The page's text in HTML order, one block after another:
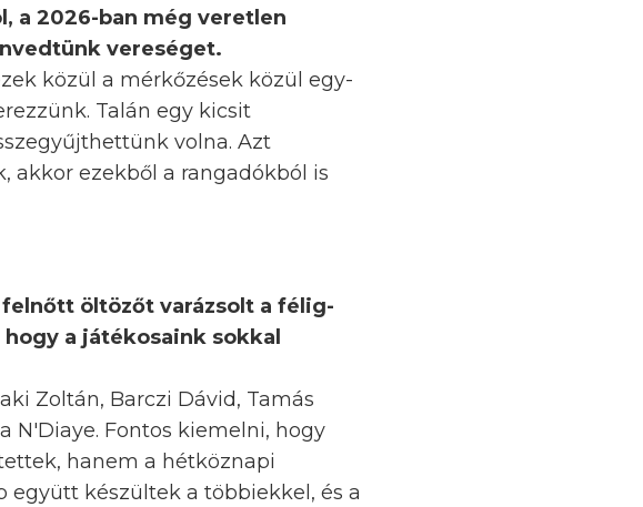
a 2026-ban még veretlen
vereséget.
közül a mérkőzések közül egy-
Talán egy kicsit
volna. Azt
akkor ezekből a rangadókból is
öltözőt varázsolt a félig-
a játékosaink sokkal
Zoltán, Barczi Dávid, Tamás
N'Diaye. Fontos kiemelni, hogy
hanem a hétköznapi
együtt készültek a többiekkel, és a